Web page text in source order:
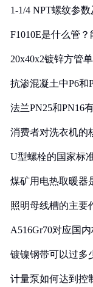
1-1/4 NPT螺纹参
F1010E是什么管？
20x40x2镀锌方管
抗渗混凝土中P6和
法兰PN25和PN16
消费者对洗衣机的
U型螺栓的国家标
煤矿用电热取暖器
照明母线槽的主要
A516Gr70对应国
镀镍钢带可以过多
计量泵如何达到控